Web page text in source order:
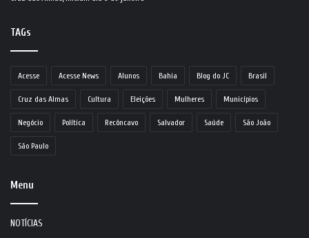
TAGs
Acesse Acesse News Alunos Bahia Blog do JC Brasil
Cruz das Almas Cultura Eleições Mulheres Municípios
Negócio Política Recôncavo Salvador Saúde São João
São Paulo
Menu
NOTÍCIAS